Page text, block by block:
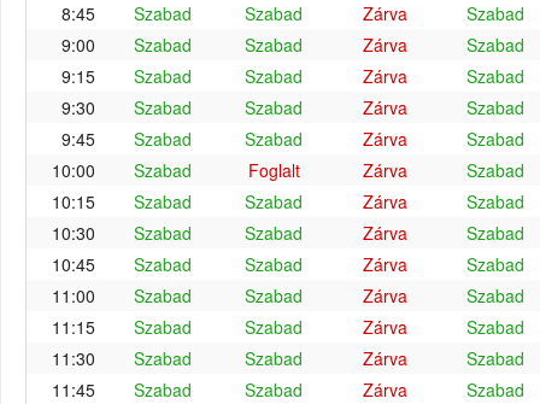
8:45
Szabad Szabad Zárva
Szabad
9:00
Szabad Szabad Zárva
Szabad
9:15
Szabad Szabad Zárva
Szabad
9:30
Szabad Szabad Zárva
Szabad
9:45
Szabad Szabad Zárva
Szabad
10:00
Szabad Foglalt Zárva
Szabad
10:15
Szabad Szabad Zárva
Szabad
10:30
Szabad Szabad Zárva
Szabad
10:45
Szabad Szabad Zárva
Szabad
11:00
Szabad Szabad Zárva
Szabad
11:15
Szabad Szabad Zárva
Szabad
11:30
Szabad Szabad Zárva
Szabad
11:45
Szabad Szabad Zárva
Szabad